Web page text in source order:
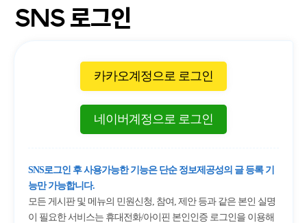
SNS 로그인
카카오계정으로 로그인
네이버계정으로 로그인
SNS로그인 후 사용가능한 기능은 단순 정보제공성의 글 등록 기
능만 가능합니다.
모든 게시판 및 메뉴의 민원신청, 참여, 제안 등과 같은 본인 실명
이 필요한 서비스는 휴대전화/아이핀 본인인증 로그인을 이용해